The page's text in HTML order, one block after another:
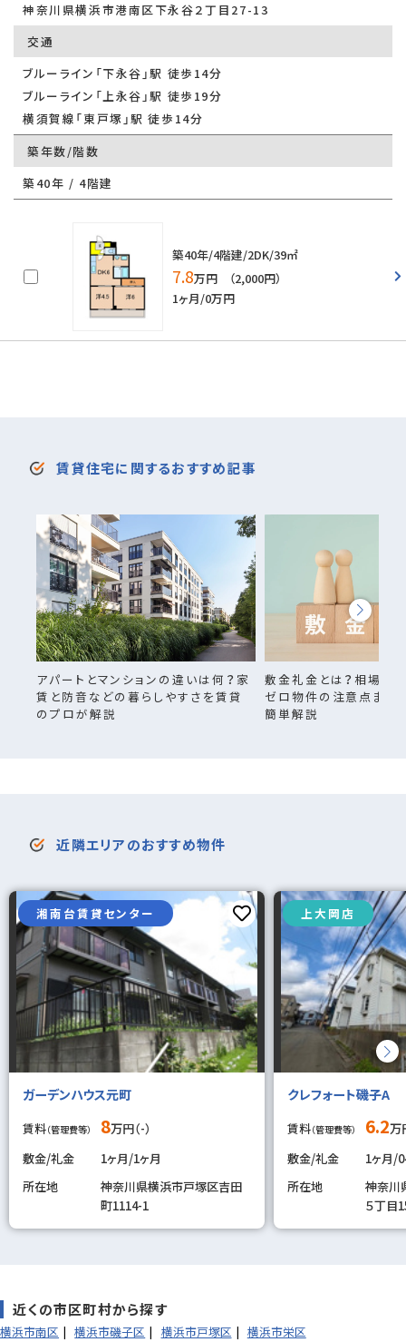
神奈川県横浜市港南区下永谷２丁目27-13
交通
ブルーライン「下永谷」駅 徒歩14分
ブルーライン「上永谷」駅 徒歩19分
横須賀線「東戸塚」駅 徒歩14分
築年数/階数
築40年 / 4階建
築40年/4階建/2DK/39㎡
7.8万円 （2,000円）
1ヶ月/0万円
賃貸住宅に関するおすすめ記事
アパートとマンションの違いは何？家
賃と防音などの暮らしやすさを賃貸
のプロが解説
敷金礼金とは？相場・返
ゼロ物件の注意点まで
簡単解説
近隣エリアのおすすめ物件
湘南台賃貸センター
ガーデンハウス元町
賃料（管理費等） 8万円（-）
敷金/礼金
1ヶ月/1ヶ月
所在地
神奈川県横浜市戸塚区吉田
町1114-1
上大岡店
クレフォート磯子A
賃料（管理費等） 6.2万
敷金/礼金
1ヶ月/
所在地
神奈川
５丁目
近くの市区町村から探す
横浜市南区 横浜市磯子区 横浜市戸塚区 横浜市栄区